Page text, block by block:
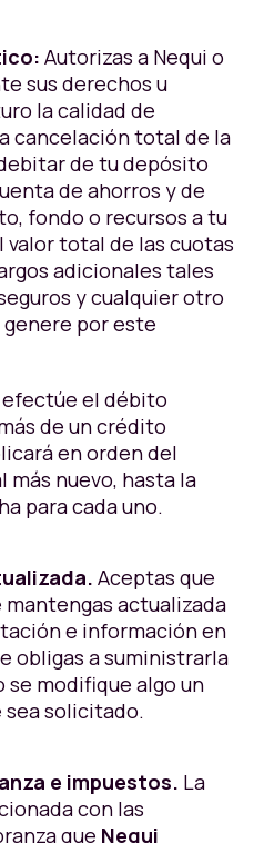
Autorizas a Nequi o
sus derechos u
la calidad de
cancelación total de la
de tu depósito
de ahorros y de
fondo o recursos a tu
valor total de las cuotas
adicionales tales
y cualquier otro
por este
efectúe el débito
de un crédito
en orden del
nuevo, hasta la
para cada uno.
Aceptas que
mantengas actualizada
e información en
obligas a suministrarla
se modifique algo un
solicitado.
e impuestos. La
con las
que Nequi